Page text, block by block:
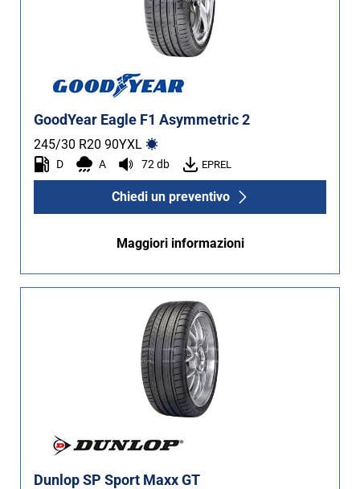
GoodYear Eagle F1 Asymmetric 2
245/30 R20 90YXL
D A 72 db EPREL
Chiedi un preventivo
Maggiori informazioni
Dunlop SP Sport Maxx GT